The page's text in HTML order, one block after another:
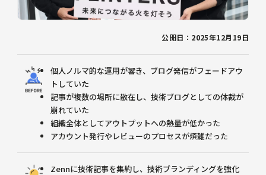
公開日：2025年12月19日
個人ノルマ的な運用が響き、ブログ発信がフェードアウ
トしていた
記事が複数の場所に散在し、技術ブログとしての体裁が
崩れていた
組織全体としてアウトプットへの熱量が低かった
アカウント発行やレビューのプロセスが煩雑だった
Zennに技術記事を集約し、技術ブランディングを強化